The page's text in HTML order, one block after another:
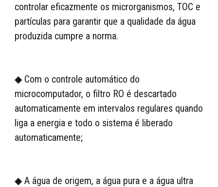
controlar eficazmente os microrganismos, TOC e
partículas para garantir que a qualidade da água
produzida cumpre a norma.
◆ Com o controle automático do
microcomputador, o filtro RO é descartado
automaticamente em intervalos regulares quando
liga a energia e todo o sistema é liberado
automaticamente;
◆ A água de origem, a água pura e a água ultra